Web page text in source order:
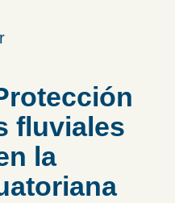
fluviales
la